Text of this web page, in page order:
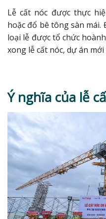
Lễ cất nóc được thực
hoặc đổ bê tông sàn
loại lễ được tổ chức
xong lễ cất nóc, dự án
Ý nghĩa của lễ